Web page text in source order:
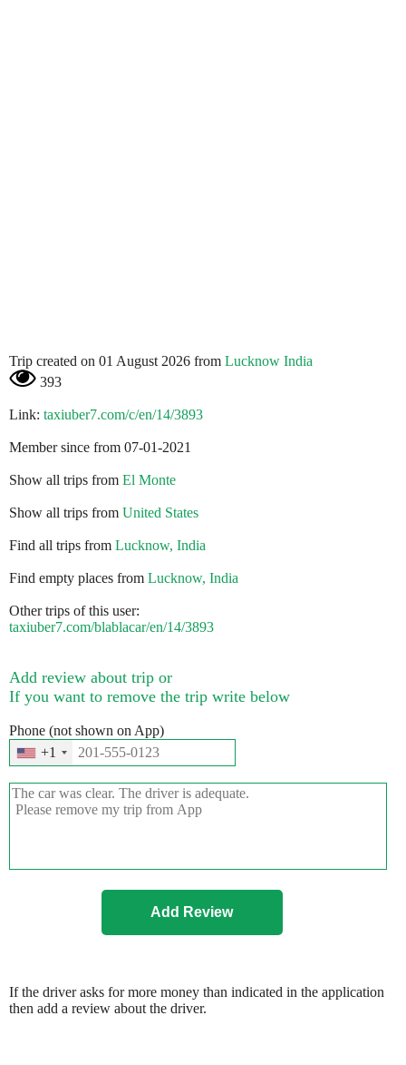
Trip created on 01 August 2026 from Lucknow India
393
Link: taxiuber7.com/c/en/14/3893
Member since from 07-01-2021
Show all trips from El Monte
Show all trips from United States
Find all trips from Lucknow, India
Find empty places from Lucknow, India
Other trips of this user:
taxiuber7.com/blablacar/en/14/3893
Add review about trip or
If you want to remove the trip write below
Phone (not shown on App)
+1
If the driver asks for more money than indicated in the application
then add a review about the driver.